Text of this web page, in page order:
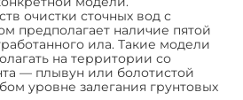
очистки сточных вод с
предполагает наличие пятой
ила. Такие модели
на территории со
— плывун или болотистой
уровне залегания грунтовых